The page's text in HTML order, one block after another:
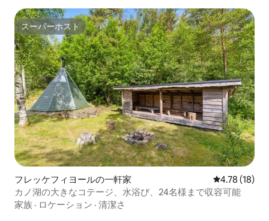
スーパーホスト
スーパーホスト
フレッケフィヨールの一軒家 レビュー18
4.78 (18)
カノ湖の大きなコテージ、水浴び、24名様まで収容可能
家族 · ロケーション · 清潔さ